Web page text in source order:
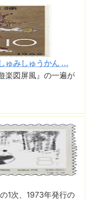
ゅみしゅうかん ...
楽図屏風』の一遍が
1次、1973年発行の